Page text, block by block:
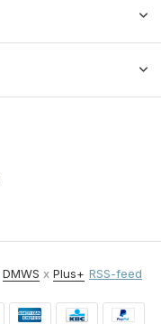
DMWS x Plus+ RSS-feed